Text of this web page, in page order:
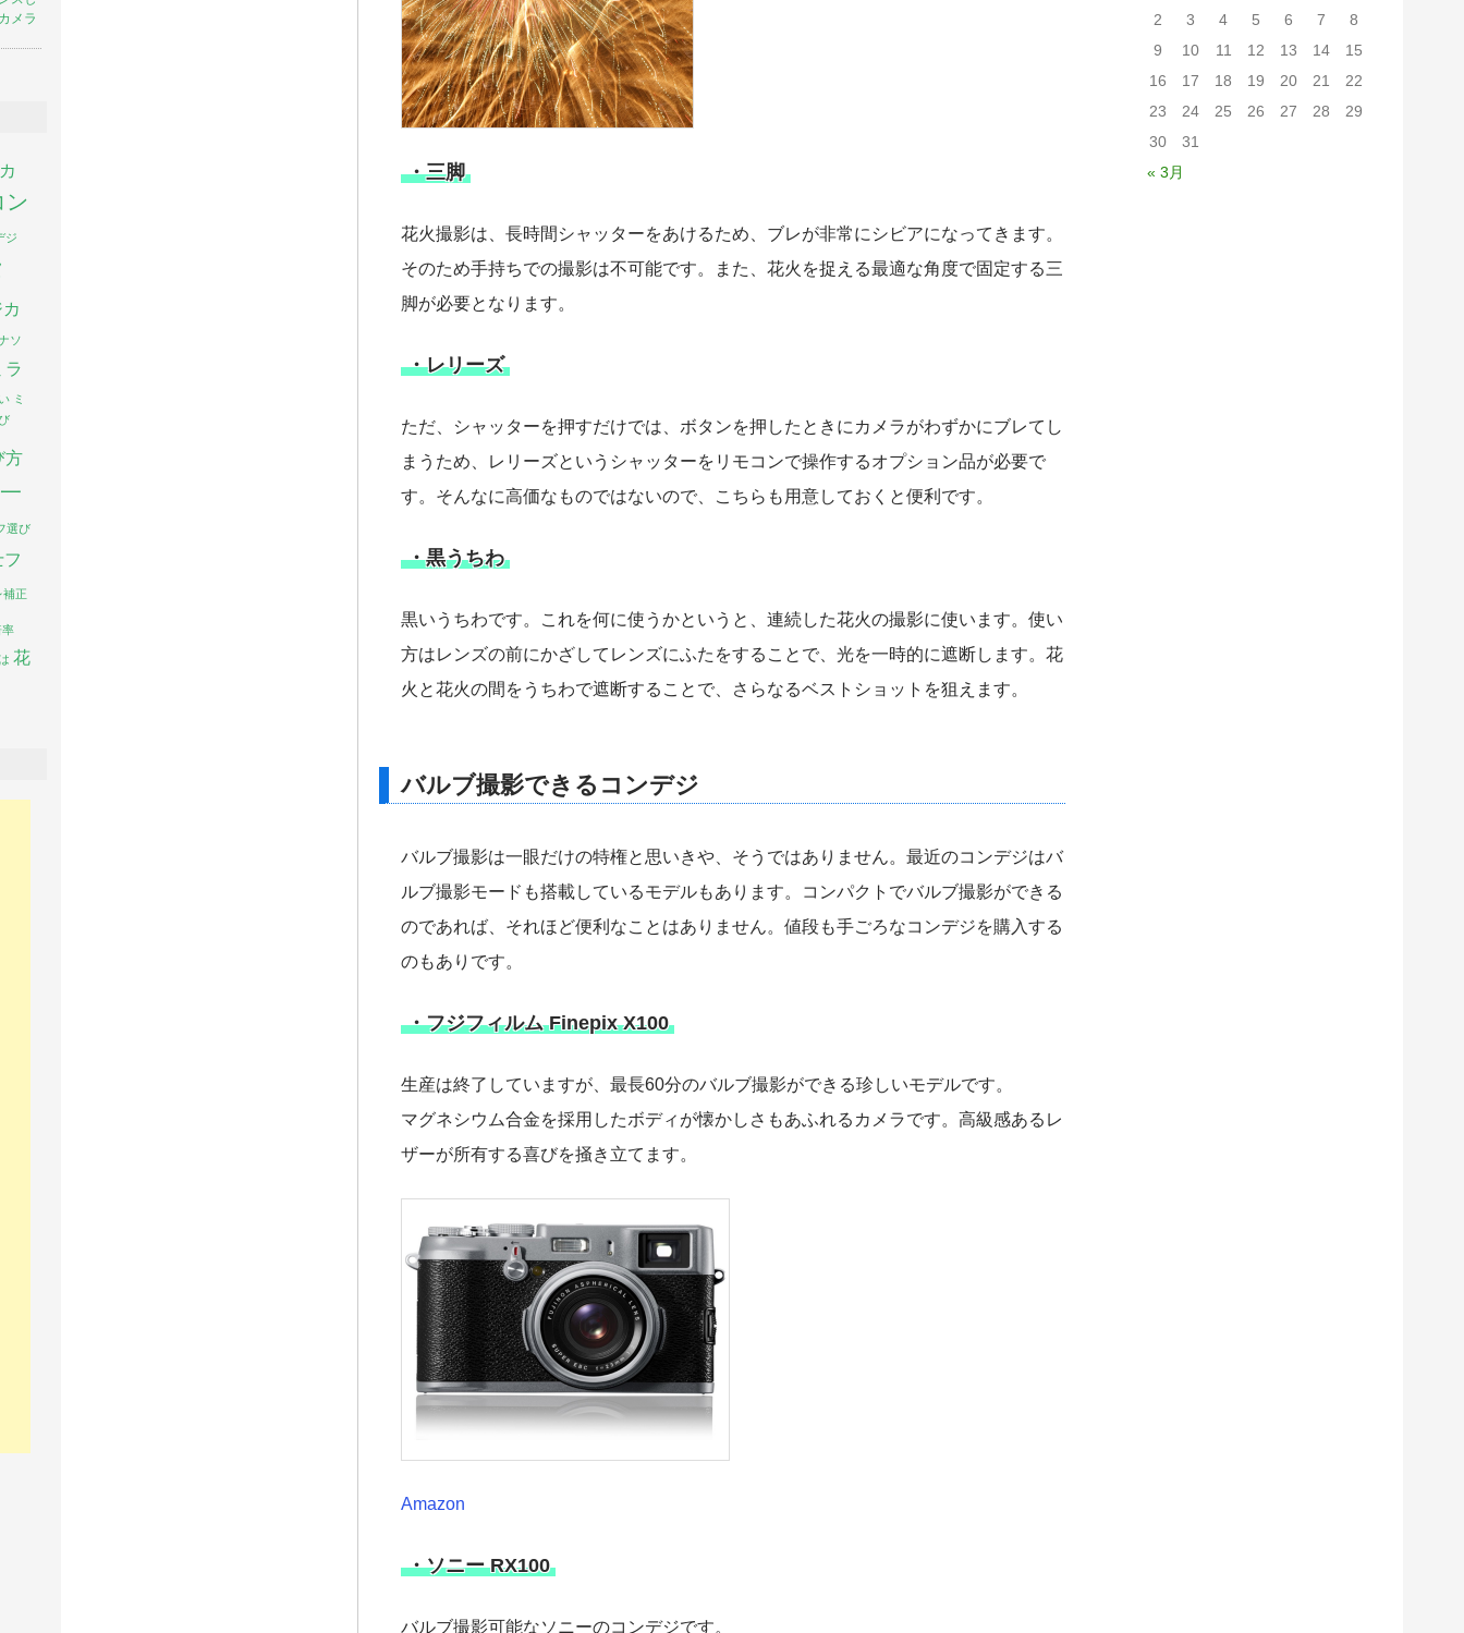
・三脚
花火撮影は、長時間シャッターをあけるため、ブレが非常にシビアになってきます。
そのため手持ちでの撮影は不可能です。また、花火を捉える最適な角度で固定する三
脚が必要となります。
・レリーズ
ただ、シャッターを押すだけでは、ボタンを押したときにカメラがわずかにブレてし
まうため、レリーズというシャッターをリモコンで操作するオプション品が必要で
す。そんなに高価なものではないので、こちらも用意しておくと便利です。
・黒うちわ
黒いうちわです。これを何に使うかというと、連続した花火の撮影に使います。使い
方はレンズの前にかざしてレンズにふたをすることで、光を一時的に遮断します。花
火と花火の間をうちわで遮断することで、さらなるベストショットを狙えます。
バルブ撮影できるコンデジ
バルブ撮影は一眼だけの特権と思いきや、そうではありません。最近のコンデジはバ
ルブ撮影モードも搭載しているモデルもあります。コンパクトでバルブ撮影ができる
のであれば、それほど便利なことはありません。値段も手ごろなコンデジを購入する
のもありです。
・フジフィルム Finepix X100
生産は終了していますが、最長60分のバルブ撮影ができる珍しいモデルです。
マグネシウム合金を採用したボディが懐かしさもあふれるカメラです。高級感あるレ
ザーが所有する喜びを掻き立てます。
Amazon
・ソニー RX100
バルブ撮影可能なソニーのコンデジです。
« 3月
2
3 4 5 6 7
8
9
10 11 12 13 14
15
16
17 18 19 20 21
22
23
24 25 26 27 28
29
30
31
メラ
カ
ン
ジ
ソ
ラ
ミ
方
一
選び
補正
率
花